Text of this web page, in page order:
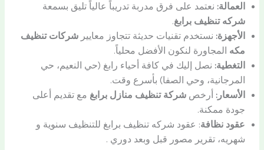
العمالة: نعتمد على فرق مدربة تدريباً عالياً تليق بسمعة
شركه تنظيف برابغ.
الأجهزة: نستخدم تقنيات حديثة تتجاوز معاييرشركات تنظيف
مكه المجاورة لنكون الأفضل محلياً.
التغطية: نصل إليك في كافة أحياء رابغ (حي النعيم، حي
المرجانية، وحي الصفا) بأسرع وقت.
الأسعار: أرخصشركة تنظيف منازل برابغ مع تقديم أعلى
جودة ممكنة.
عقود نظافة: عقود شركه تنظيف برابغ للتنظيف سنوية و
شهريه، تقرير مصور قبل وبعد دوري .